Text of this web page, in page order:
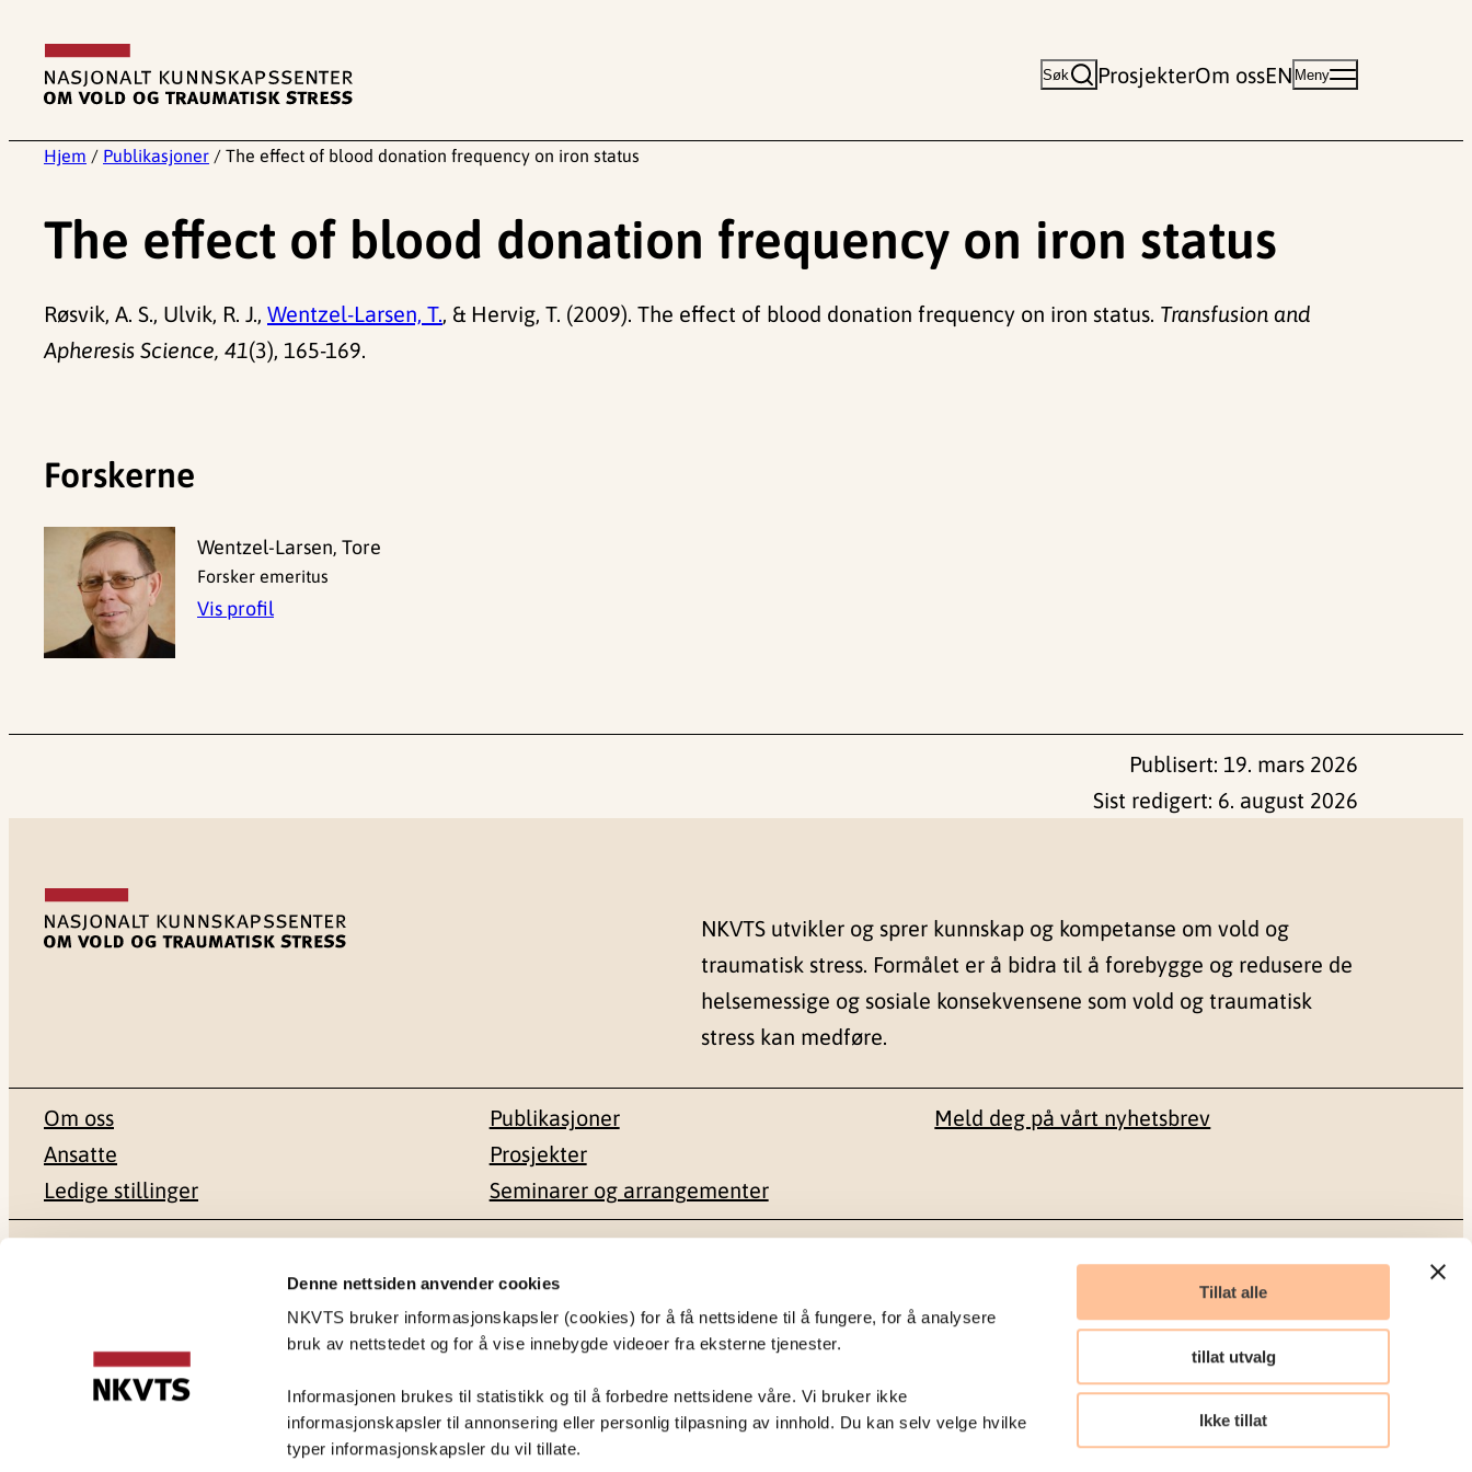
Denne nettsiden anvender cookies
NKVTS bruker informasjonskapsler (cookies) for å få nettsidene til å fungere, for å analysere
bruk av nettstedet og for å vise innebygde videoer fra eksterne tjenester.
Informasjonen brukes til statistikk og til å forbedre nettsidene våre. Vi bruker ikke
informasjonskapsler til annonsering eller personlig tilpasning av innhold. Du kan selv velge hvilke
typer informasjonskapsler du vil tillate.
Tillat alle
tillat utvalg
Ikke tillat
innhold
Søk ProsjekterOm ossEN Meny
Hjem / Publikasjoner / The effect of blood donation frequency on iron status
The effect of blood donation frequency on iron status
Røsvik, A. S., Ulvik, R. J., Wentzel-Larsen, T., & Hervig, T. (2009). The effect of blood donation frequency on iron status. Transfusion and
Apheresis Science, 41(3), 165-169.
Forskerne
Wentzel-Larsen, Tore
Forsker emeritus
Vis profil
Publisert: 19. mars 2026
Sist redigert: 6. august 2026
NKVTS utvikler og sprer kunnskap og kompetanse om vold og
traumatisk stress. Formålet er å bidra til å forebygge og redusere de
helsemessige og sosiale konsekvensene som vold og traumatisk
stress kan medføre.
Om oss
Ansatte
Ledige stillinger
Publikasjoner
Prosjekter
Seminarer og arrangementer
Meld deg på vårt nyhetsbrev
0409 Oslo
Besøksadresse
Gullhaugveien 1-3
22 59 55 00
postmottak@nkvts.no
Sosiale medier
Facebook
LinkedIn